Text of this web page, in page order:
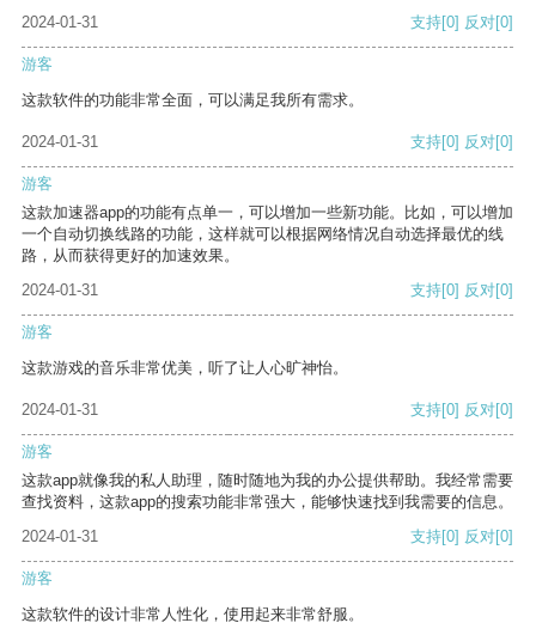
2024-01-31 支持[0] 反对[0]
游客
这款软件的功能非常全面，可以满足我所有需求。
2024-01-31 支持[0] 反对[0]
游客
这款加速器app的功能有点单一，可以增加一些新功能。比如，可以增加
一个自动切换线路的功能，这样就可以根据网络情况自动选择最优的线
路，从而获得更好的加速效果。
2024-01-31
支持[0] 反对[0]
游客
这款游戏的音乐非常优美，听了让人心旷神怡。
2024-01-31 支持[0] 反对[0]
游客
这款app就像我的私人助理，随时随地为我的办公提供帮助。我经常需要
查找资料，这款app的搜索功能非常强大，能够快速找到我需要的信息。
2024-01-31
支持[0] 反对[0]
游客
这款软件的设计非常人性化，使用起来非常舒服。